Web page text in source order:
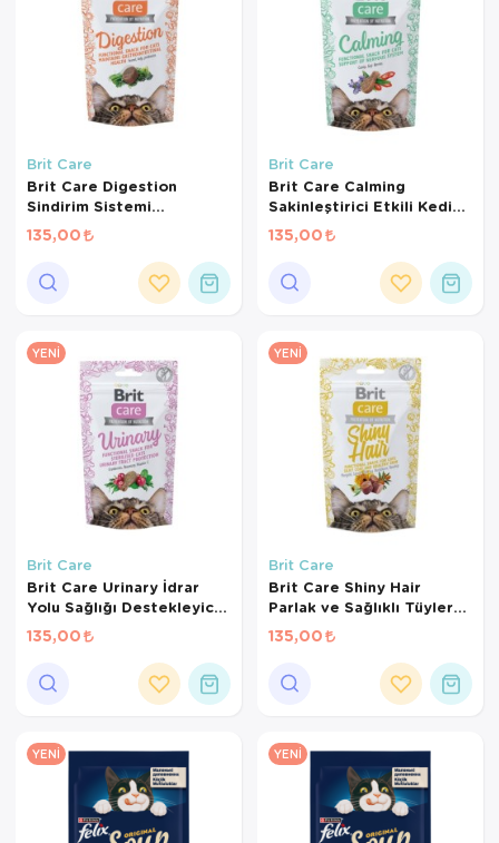
Brit Care
Brit Care Digestion
Sindirim Sistemi
Destekleyici Tahılsız Kedi
Ödül Maması 50gr
135,00
Brit Care
Brit Care Calming
Sakinleştirici Etkili Kedi
Ödül Maması 50gr
135,00
YENI
Brit Care
Brit Care Urinary İdrar
Yolu Sağlığı Destekleyici
Kedi Ödül Maması 50 Gr
135,00
YENI
Brit Care
Brit Care Shiny Hair
Parlak ve Sağlıklı Tüyler
için Tahılsız Kedi Ödül
Maması 50gr
135,00
YENI YENI